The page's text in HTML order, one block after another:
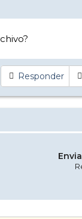
Responder